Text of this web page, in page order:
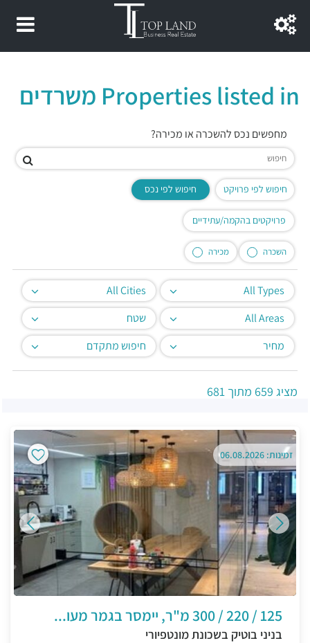
Properties listed in משרדים
מחפשים נכס להשכרה או מכירה?
חיפוש לפי פרויקט חיפוש לפי נכס
פרויקטים בהקמה/עתידיים
השכרה מכירה
All Types
All Cities
All Areas
שטח
מחיר
חיפוש מתקדם
מציג 659 מתוך 681
זמינות: 06.08.2026
125 / 220 / 300 מ"ר, יימסר בגמר מעו...
בניני בוטיק בשכונת מונטפיורי